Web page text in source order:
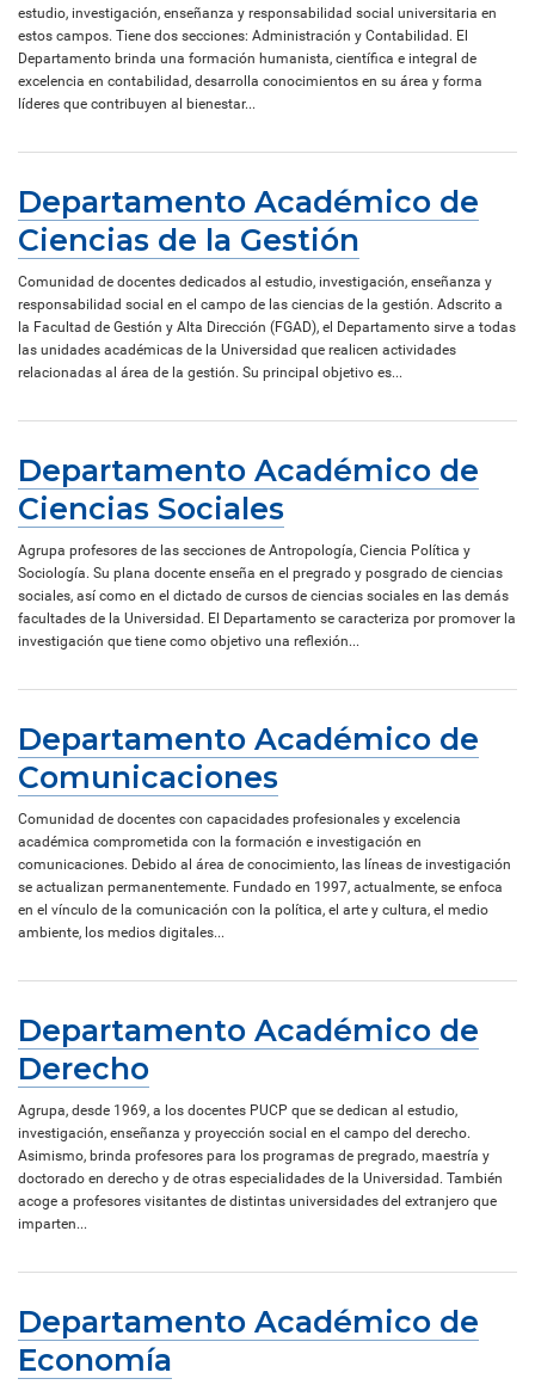
estudio, investigación, enseñanza y responsabilidad social universitaria en
estos campos. Tiene dos secciones: Administración y Contabilidad. El
Departamento brinda una formación humanista, científica e integral de
excelencia en contabilidad, desarrolla conocimientos en su área y forma
líderes que contribuyen al bienestar...
Departamento Académico de
Ciencias de la Gestión
Comunidad de docentes dedicados al estudio, investigación, enseñanza y
responsabilidad social en el campo de las ciencias de la gestión. Adscrito a
la Facultad de Gestión y Alta Dirección (FGAD), el Departamento sirve a todas
las unidades académicas de la Universidad que realicen actividades
relacionadas al área de la gestión. Su principal objetivo es...
Departamento Académico de
Ciencias Sociales
Agrupa profesores de las secciones de Antropología, Ciencia Política y
Sociología. Su plana docente enseña en el pregrado y posgrado de ciencias
sociales, así como en el dictado de cursos de ciencias sociales en las demás
facultades de la Universidad. El Departamento se caracteriza por promover la
investigación que tiene como objetivo una reflexión...
Departamento Académico de
Comunicaciones
Comunidad de docentes con capacidades profesionales y excelencia
académica comprometida con la formación e investigación en
comunicaciones. Debido al área de conocimiento, las líneas de investigación
se actualizan permanentemente. Fundado en 1997, actualmente, se enfoca
en el vínculo de la comunicación con la política, el arte y cultura, el medio
ambiente, los medios digitales...
Departamento Académico de
Derecho
Agrupa, desde 1969, a los docentes PUCP que se dedican al estudio,
investigación, enseñanza y proyección social en el campo del derecho.
Asimismo, brinda profesores para los programas de pregrado, maestría y
doctorado en derecho y de otras especialidades de la Universidad. También
acoge a profesores visitantes de distintas universidades del extranjero que
imparten...
Departamento Académico de
Economía